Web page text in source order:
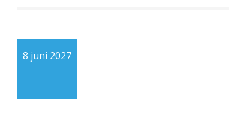
8 juni 2027